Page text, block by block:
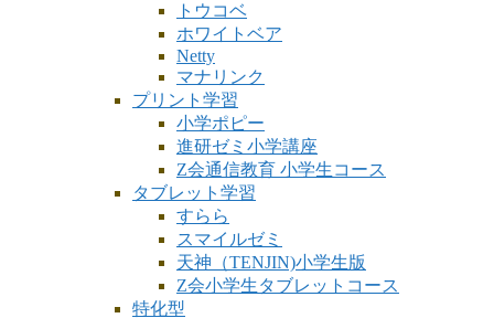
トウコベ
ホワイトベア
Netty
マナリンク
プリント学習
小学ポピー
進研ゼミ小学講座
Z会通信教育 小学生コース
タブレット学習
すらら
スマイルゼミ
天神（TENJIN)小学生版
Z会小学生タブレットコース
特化型